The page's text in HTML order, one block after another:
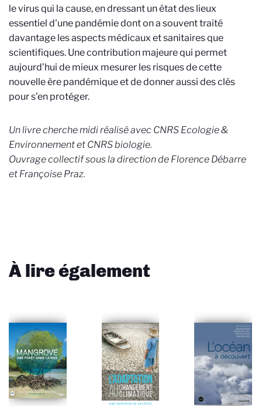
le virus qui la cause, en dressant un état des lieux
essentiel d'une pandémie dont on a souvent traité
davantage les aspects médicaux et sanitaires que
scientifiques. Une contribution majeure qui permet
aujourd’hui de mieux mesurer les risques de cette
nouvelle ère pandémique et de donner aussi des clés
pour s’en protéger.
Un livre cherche midi réalisé avec CNRS Ecologie &
Environnement et CNRS biologie.
Ouvrage collectif sous la direction de Florence Débarre
et Françoise Praz.
À lire également